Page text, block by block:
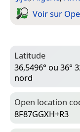
Voir sur
Latitude
36,5496° ou 36°
nord
Open location
8F87GGXH+R3